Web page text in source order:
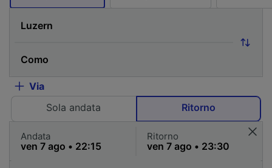
Via
Sola andata
Ritorno
Andata Ritorno